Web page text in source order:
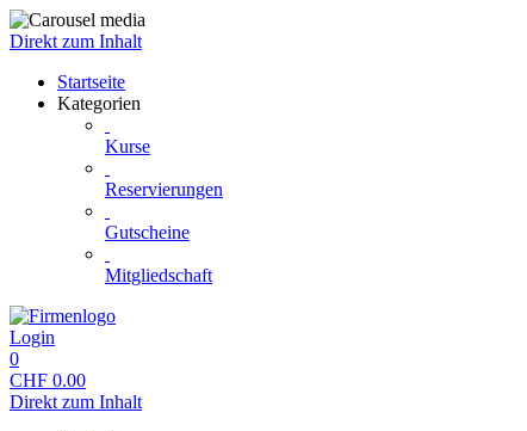
Direkt zum Inhalt
Startseite
Kategorien
Kurse
Reservierungen
Gutscheine
Mitgliedschaft
Login
0
CHF 0.00
Direkt zum Inhalt